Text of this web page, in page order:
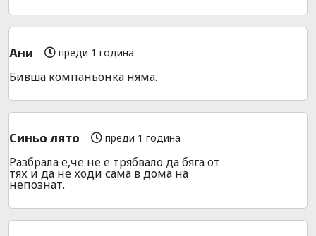
Aни преди 1 година
Бивша компаньонка няма.
Синьо лято преди 1 година
Разбрала е,че не е трябвало да бяга от
тях и да не ходи сама в дома на
непознат.